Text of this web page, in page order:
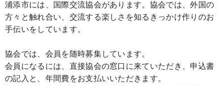
浦添市には、国際交流協会があります。協会では、外国の
方々と触れ合い、交流する楽しさを知るきっかけ作りのお
手伝いをしています。
協会では、会員を随時募集しています。
会員になるには、直接協会の窓口に来ていただき、申込書
の記入と、年間費をお支払いいただきます。